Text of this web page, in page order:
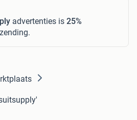
advertenties is 25%